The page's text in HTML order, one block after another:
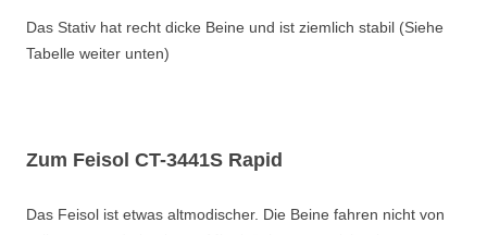
Das Stativ hat recht dicke Beine und ist ziemlich stabil (Siehe
Tabelle weiter unten)
Zum Feisol CT-3441S Rapid
Das Feisol ist etwas altmodischer. Die Beine fahren nicht von